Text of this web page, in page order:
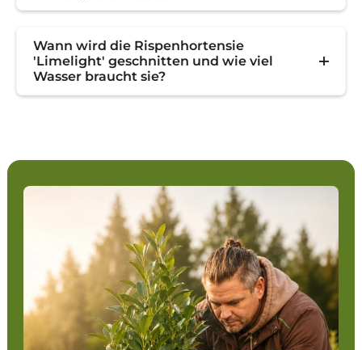
Wann wird die Rispenhortensie
'Limelight' geschnitten und wie viel
Wasser braucht sie?